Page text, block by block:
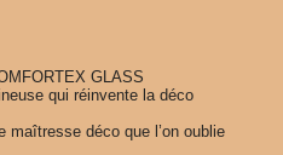
GLASS
qui réinvente la déco
maîtresse déco que l’on oublie